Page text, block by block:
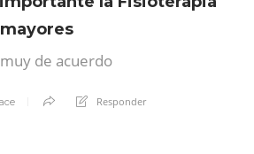
de acuerdo
Responder